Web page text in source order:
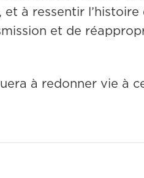
à ressentir
et de
à redonner vie à